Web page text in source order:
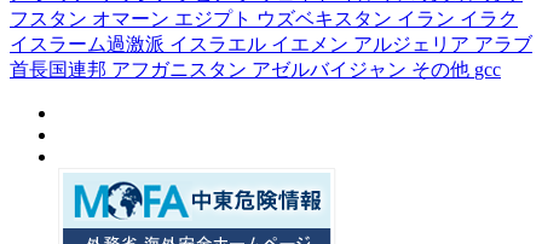
フスタン オマーン エジプト ウズベキスタン イラン イラク
イスラーム過激派 イスラエル イエメン アルジェリア アラブ
首長国連邦 アフガニスタン アゼルバイジャン その他 gcc